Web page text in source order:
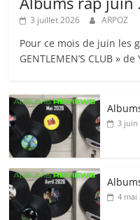
3 juillet 2026 ARPOZ
Pour ce mois de juin les
GENTLEMEN’S CLUB »
3 juin
4 mai